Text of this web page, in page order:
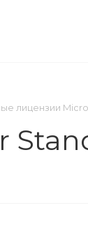
лицензии